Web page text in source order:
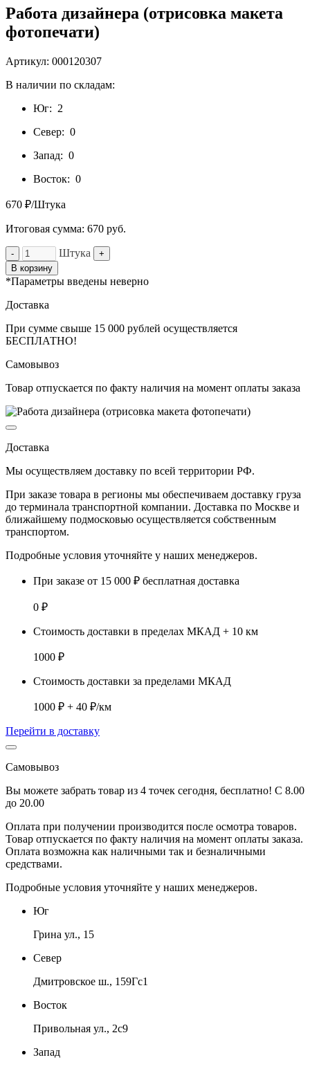
Работа дизайнера (отрисовка макета
фотопечати)
Артикул: 000120307
В наличии по складам:
Юг: 2
Север: 0
Запад: 0
Восток: 0
670 ₽/Штука
Итоговая сумма: 670 руб.
- Штука
+
В корзину
*Параметры введены неверно
Доставка
При сумме свыше 15 000 рублей осуществляется
БЕСПЛАТНО!
Самовывоз
Товар отпускается по факту наличия на момент оплаты заказа
Доставка
Мы осуществляем доставку по всей территории РФ.
При заказе товара в регионы мы обеспечиваем доставку груза
до терминала транспортной компании. Доставка по Москве и
ближайшему подмосковью осуществляется собственным
транспортом.
Подробные условия уточняйте у наших менеджеров.
При заказе от 15 000 ₽ бесплатная доставка
0 ₽
Стоимость доставки в пределах МКАД + 10 км
1000 ₽
Стоимость доставки за пределами МКАД
1000 ₽ + 40 ₽/км
Перейти в доставку
Самовывоз
Вы можете забрать товар из 4 точек сегодня, бесплатно! С 8.00
до 20.00
Оплата при получении производится после осмотра товаров.
Товар отпускается по факту наличия на момент оплаты заказа.
Оплата возможна как наличными так и безналичными
средствами.
Подробные условия уточняйте у наших менеджеров.
Юг
Грина ул., 15
Север
Дмитровское ш., 159Гс1
Восток
Привольная ул., 2с9
Запад